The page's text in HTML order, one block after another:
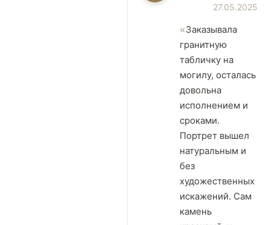
27.05.2025
Заказывала
гранитную
табличку на
могилу, осталась
довольна
исполнением и
сроками.
Портрет вышел
натуральным и
без
художественных
искажений. Сам
камень